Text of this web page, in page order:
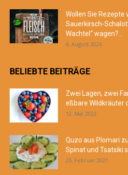
Wollen Sie Rezepte
Sauerkirsch-
Wachtel“ wagen?...
6. August 2026
BELIEBTE BEITRÄGE
Zwei Lagen, zwei
eßbare Wildkräuter
12. Mai 2022
Quzo aus Plomari
Spinat und Tsa­t­si­ki
25. Februar 2021